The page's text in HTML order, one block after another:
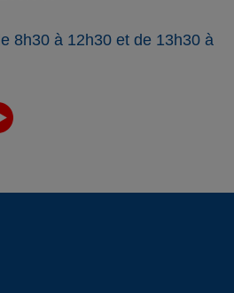
8h30 à 12h30 et de 13h30 à